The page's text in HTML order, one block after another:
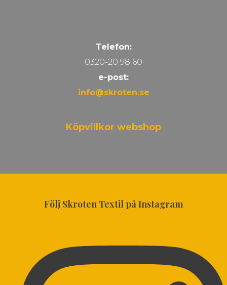
Telefon:
0320-20 98 60
e-post:
info@skroten.se
Köpvillkor webshop
Följ Skroten Textil på Instagram